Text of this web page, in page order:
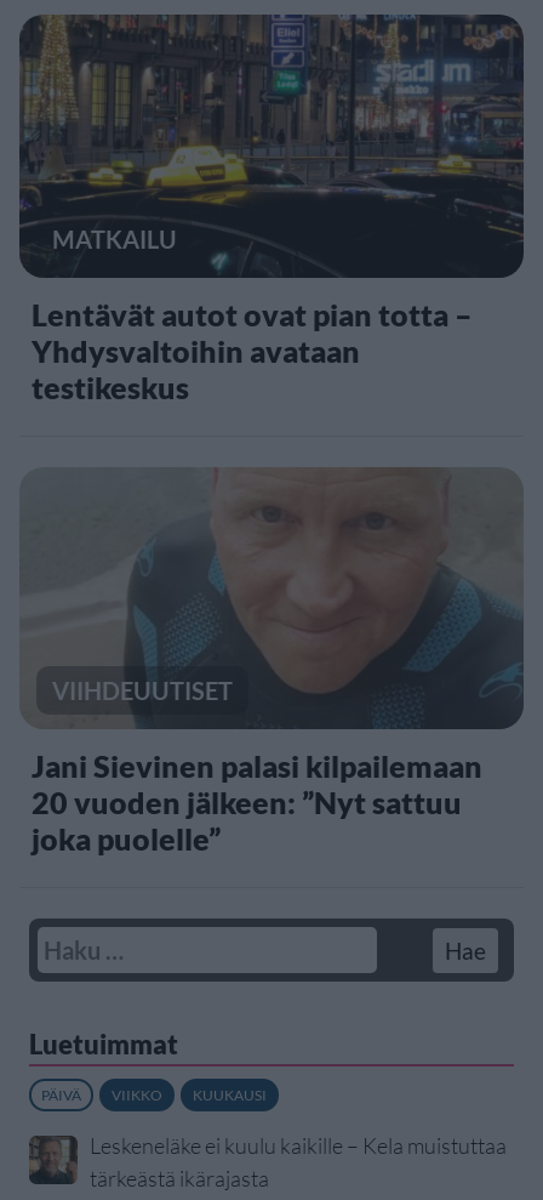
MATKAILU
Lentävät autot ovat pian totta –
Yhdysvaltoihin avataan
testikeskus
VIIHDEUUTISET
Jani Sievinen palasi kilpailemaan
20 vuoden jälkeen: ”Nyt sattuu
joka puolelle”
Luetuimmat
PÄIVÄ VIIKKO KUUKAUSI
Leskeneläke ei kuulu kaikille – Kela muistuttaa
tärkeästä ikärajasta